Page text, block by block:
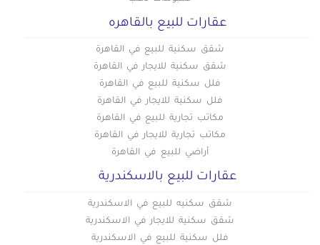
عقارات للبيع بالقاهره
شقق سكنية للبيع في القاهرة
شقق سكنية للايجار في القاهرة
فلل سكنية للبيع في القاهرة
فلل سكنية للايجار في القاهرة
مكاتب تجارية للبيع في القاهرة
مكاتب تجارية للايجار في القاهرة
أراضي للبيع في القاهرة
عقارات للبيع بالاسكندرية
شقق سكنيه للبيع في الاسكندرية
شقق سكنية للايجار في الاسكندرية
فلل سكنية للبيع في الاسكندرية